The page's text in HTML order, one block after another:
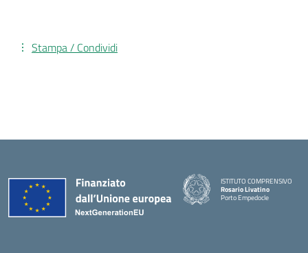
Stampa / Condividi
ISTITUTO COMPRENSIVO
Rosario Livatino
Porto Empedocle